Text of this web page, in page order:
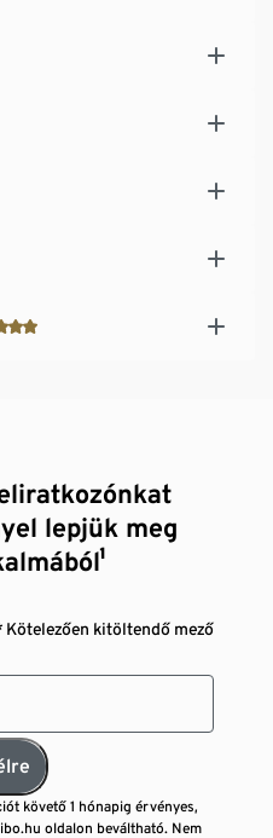
lepjük meg
Kötelezően kitöltendő mező
követő 1 hónapig érvényes,
oldalon beváltható. Nem